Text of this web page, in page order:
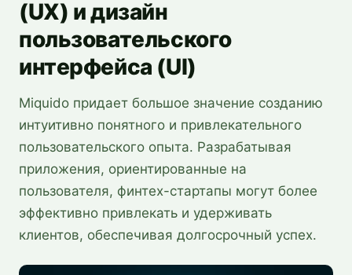
(UX) и дизайн
пользовательского
интерфейса (UI)
Miquido придает большое значение созданию
интуитивно понятного и привлекательного
пользовательского опыта. Разрабатывая
приложения, ориентированные на
пользователя, финтех-стартапы могут более
эффективно привлекать и удерживать
клиентов, обеспечивая долгосрочный успех.